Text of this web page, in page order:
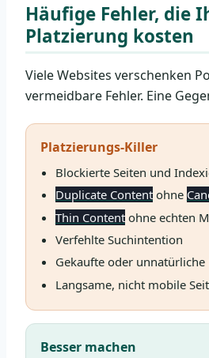
Häufige Fehler, die
Platzierung kosten
Viele Websites verschenken
vermeidbare Fehler. Eine
Platzierungs-Killer
Blockierte Seiten und
Duplicate Contentohne
Thin Contentohne echten
Verfehlte Suchintention
Gekaufte oder unnatürliche
Langsame, nicht mobile
Besser machen